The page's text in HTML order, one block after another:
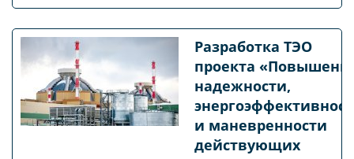
Разработка ТЭО
проекта
надежности,
и маневренности
действующих